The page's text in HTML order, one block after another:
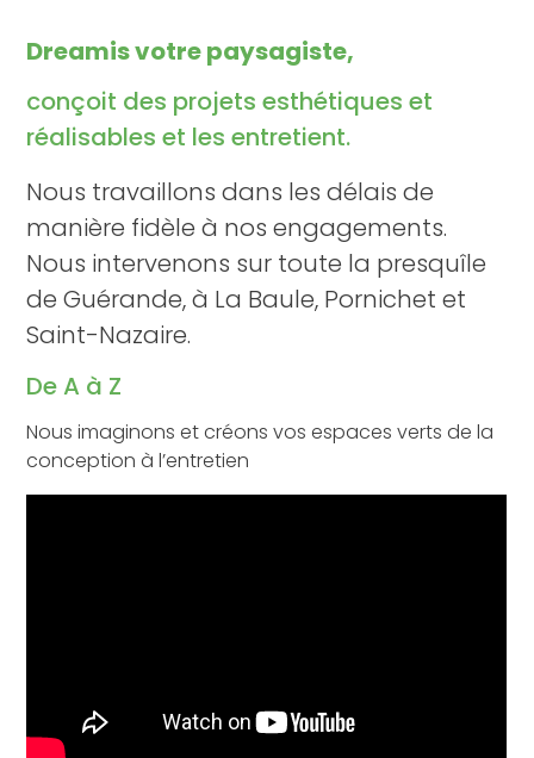
Dreamis votre paysagiste,
conçoit des projets esthétiques et
réalisables et les entretient.
Nous travaillons dans les délais de
manière fidèle à nos engagements.
Nous intervenons sur toute la presquîle
de Guérande, à La Baule, Pornichet et
Saint-Nazaire.
De A à Z
Nous imaginons et créons vos espaces verts de la
conception à l’entretien